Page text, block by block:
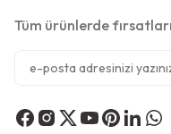
Tüm ürünlerde